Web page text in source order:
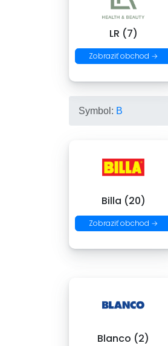
LR (7)
Zobraziť obchod →
Symbol: B
Billa (20)
Zobraziť obchod →
Blanco (2)